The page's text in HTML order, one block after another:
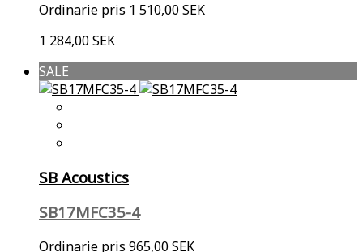
Ordinarie pris 1 510,00 SEK
1 284,00 SEK
SALE
SB Acoustics
SB17MFC35-4
Ordinarie pris 965,00 SEK